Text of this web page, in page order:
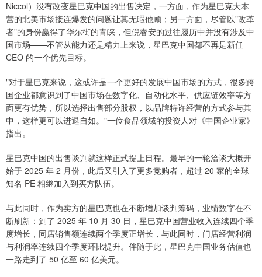
Niccol）没有改变星巴克中国的出售决定，一方面，作为星巴克大本
营的北美市场接连爆发的问题让其无暇他顾；另一方面，尽管以"改革
者"的身份赢得了华尔街的青睐，但倪睿安的过往履历中并没有涉及中
国市场——不管从能力还是精力上来说，星巴克中国都不再是新任
CEO 的一个优先目标。
"对于星巴克来说，这或许是一个更好的发展中国市场的方式，很多跨
国企业都意识到了中国市场在数字化、自动化水平、供应链效率等方
面更有优势，所以选择出售部分股权，以品牌特许经营的方式参与其
中，这样更可以进退自如。"一位食品领域的投资人对《中国企业家》
指出。
星巴克中国的出售谈判就这样正式提上日程。最早的一轮洽谈大概开
始于 2025 年 2 月份，此后又引入了更多竞购者，超过 20 家的全球
知名 PE 相继加入到买方队伍。
与此同时，作为卖方的星巴克也在不断增加谈判筹码，业绩数字在不
断刷新：到了 2025 年 10 月 30 日，星巴克中国营业收入连续四个季
度增长，同店销售额连续两个季度正增长，与此同时，门店经营利润
与利润率连续四个季度环比提升。伴随于此，星巴克中国业务估值也
一路走到了 50 亿至 60 亿美元。